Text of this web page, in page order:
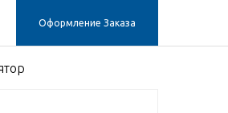
Оформление Заказа